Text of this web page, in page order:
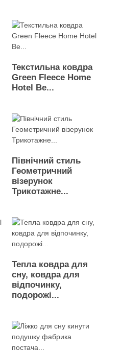
Текстильна ковдра
Green Fleece Home
Hotel Be...
Північний стиль
Геометричний
візерунок
Трикотажне...
Тепла ковдра для
сну, ковдра для
відпочинку,
подорожі...